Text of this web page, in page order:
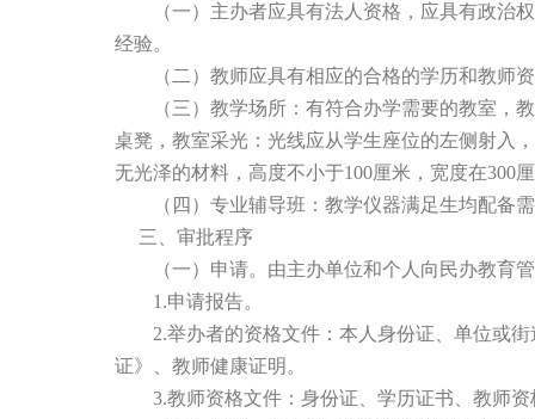
（一）主办者应具有法人资格，应具有政治权
经验。
（二）教师应具有相应的合格的学历和教师资
（三）教学场所：有符合办学需要的教室，教
桌凳，教室采光：光线应从学生座位的左侧射入
无光泽的材料，高度不小于100厘米，宽度在300
（四）专业辅导班：教学仪器满足生均配备需
三、审批程序
（一）申请。由主办单位和个人向民办教育管
1.申请报告。
2.举办者的资格文件：本人身份证、单位或街
证》、教师健康证明。
3.教师资格文件：身份证、学历证书、教师资